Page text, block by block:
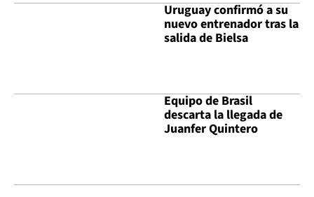
Uruguay confirmó a su
nuevo entrenador tras la
salida de Bielsa
Equipo de Brasil
descarta la llegada de
Juanfer Quintero